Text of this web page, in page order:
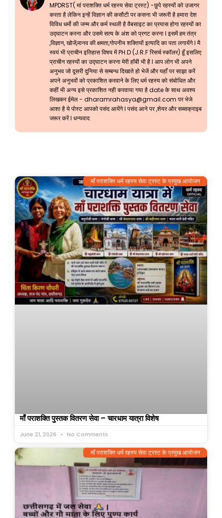
MPDRST( मां पराशक्ति धर्म रहस्य सेवा ट्रस्ट) -छुपे रहस्यों को उजागर
करता है लेकिन इन्हें विज्ञान की कसौटी पर कसना भी जरूरी है हमारा देश
विविध धर्मो की जन्म और कर्म स्थली है वैबसाइट का प्रयास होगा रहस्यों का
उद्घाटन करना और उसमे सत्य के अंश को प्रगट करना l इसमें हम तंत्र
,विज्ञान, खोजें,मानव की क्षमता,गोपनीय शक्तियों इत्यादि का पता लगायेंगे l मै
स्वयं भी प्राचीन इतिहास विषय में PH.D (J.R.F रिसर्च स्कॉलर) हूँ इसलिए
प्राचीन रहस्यों का उद्घाटन करना मेरी हॉबी भी है l आप लोग भी अपने
अनुभव जो दूसरी दुनिया से सम्बन्ध दिखाते हो भेजें और यहाँ पर साझा करें
अपने अनुभवों को प्रकाशित करवाने के लिए धर्म रहस्य को संबोधित और
कहीं भी अन्य इसे प्रकाशित नही करवाया गया है date के साथ अवश्य
लिखकर ईमेल - dharamrahasya@gmail.com पर भेजे
आशा है ये पोस्ट आपको पसंद आयेंगे l पसंद आने पर ,शेयर और सब्सक्राइब
जरूर करें l धन्यवाद
माँ पराशक्ति धर्म रहस्य सेवा ट्रस्ट के प्रमुख आयोजन
माँ पराशक्ति पुस्तक वितरण सेवा – चारधाम यात्रा विशेष
June 21, 2026 No Comments
माँ पराशक्ति धर्म रहस्य सेवा ट्रस्ट के प्रमुख आयोजन